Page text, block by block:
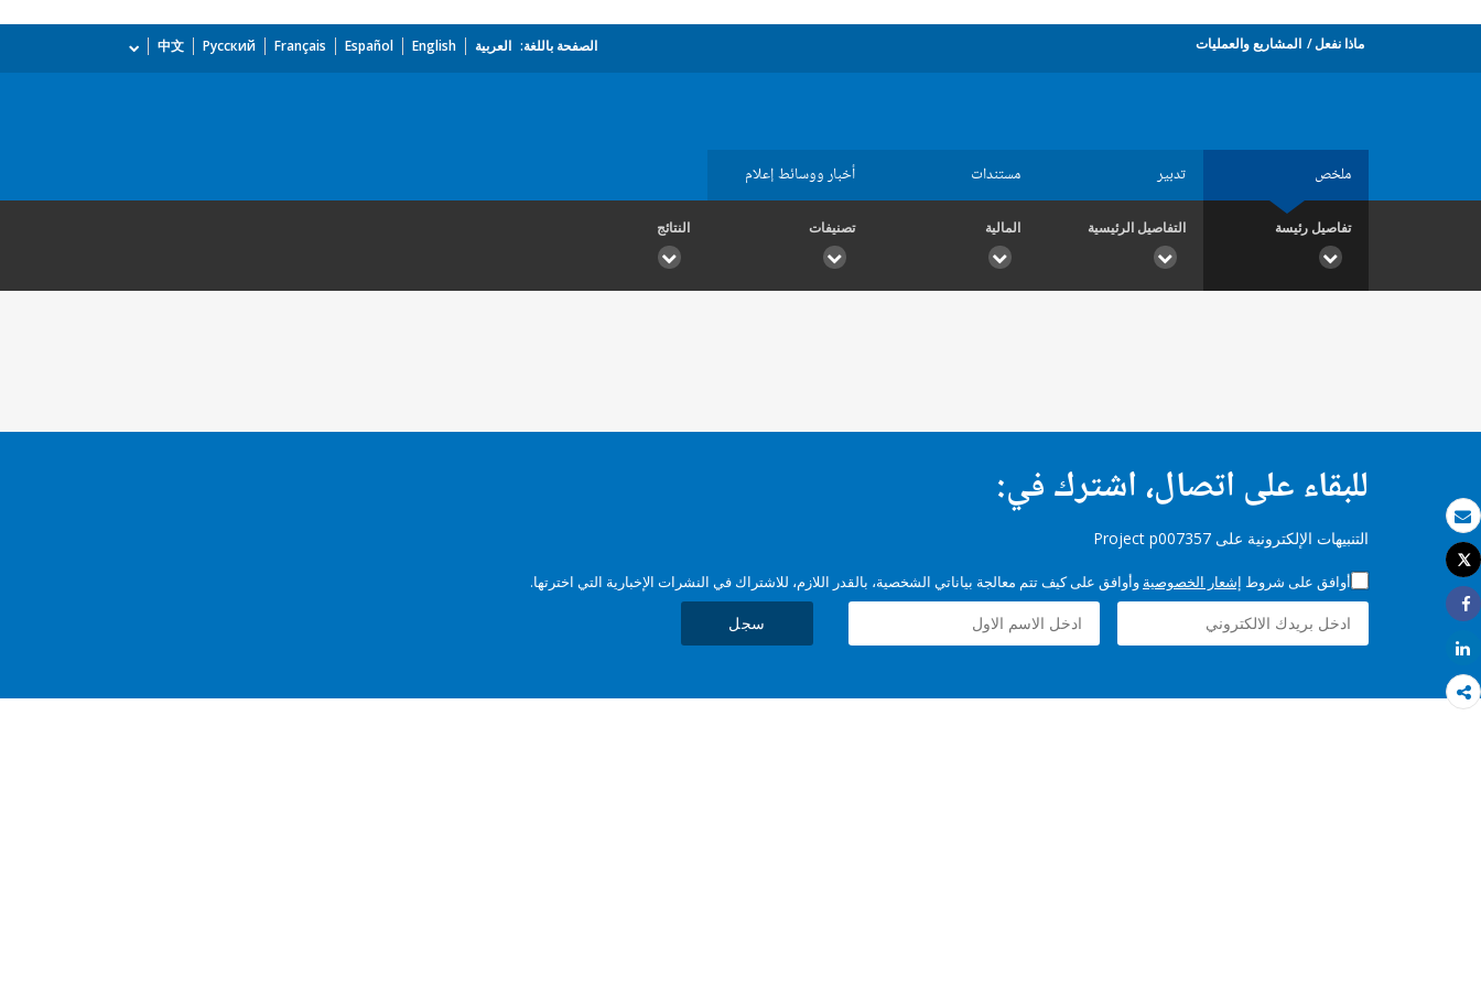
بريد الكتروني
طباعة
Tweet
Share
Share
ماذا نفعل المشاريع والعمليات الصفحة باللغة: العربية English
Español
Français
Русский
中文
ملخص تدبير مستندات أخبار ووسائط إعلام
تفاصيل رئيسة التفاصيل الرئيسية المالية تصنيفات النتائج
للبقاء على اتصال، اشترك في:
التنبيهات الإلكترونية على Project p007357
أوافق على شروط إشعار الخصوصية وأوافق على كيف تتم معالجة بياناتي الشخصية، بالقدر اللازم، للاشتراك في النشرات الإخبارية التي اخترتها.
سجل